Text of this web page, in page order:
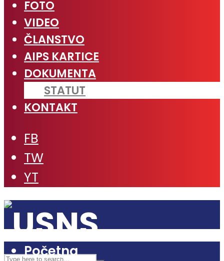
FOTO
VIDEO
ČLANSTVO
AIPS KARTICE
DOKUMENTA
STATUT
KONTAKT
FB
TW
YT
Početna